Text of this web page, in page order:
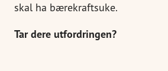
skal ha bærekraftsuke.
Tar dere utfordringen?